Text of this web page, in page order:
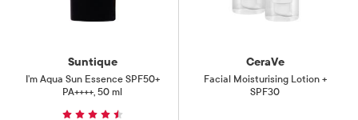
Suntique
I’m Aqua Sun Essence SPF50+
PA++++, 50 ml
CeraVe
Facial Moisturising Lotion +
SPF30